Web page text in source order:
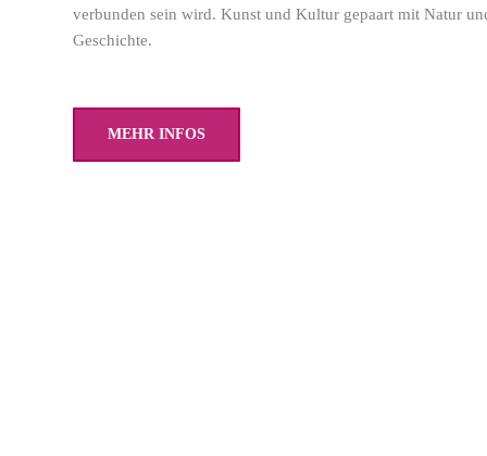
verbunden sein wird. Kunst und Kultur gepaart mit Natur
Geschichte.
MEHR INFOS